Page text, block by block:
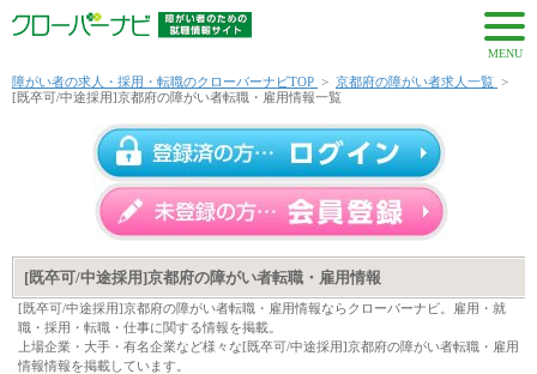
MENU
障がい者の求人・採用・転職のクローバーナビTOP > 京都府の障がい者求人一覧 >
[既卒可/中途採用]京都府の障がい者転職・雇用情報一覧
[既卒可/中途採用]京都府の障がい者転職・雇用情報
[既卒可/中途採用]京都府の障がい者転職・雇用情報ならクローバーナビ。雇用・就
職・採用・転職・仕事に関する情報を掲載。
上場企業・大手・有名企業など様々な[既卒可/中途採用]京都府の障がい者転職・雇用
情報情報を掲載しています。